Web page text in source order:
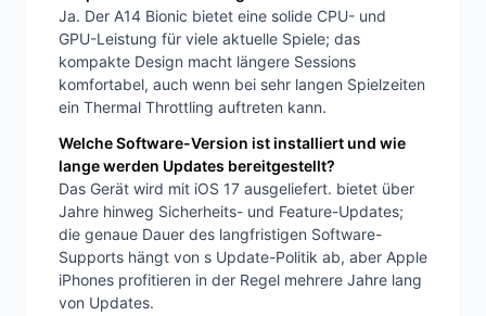
Ja. Der A14 Bionic bietet eine solide CPU- und
GPU-Leistung für viele aktuelle Spiele; das
kompakte Design macht längere Sessions
komfortabel, auch wenn bei sehr langen Spielzeiten
ein Thermal Throttling auftreten kann.
Welche Software-Version ist installiert und wie
lange werden Updates bereitgestellt?
Das Gerät wird mit iOS 17 ausgeliefert. bietet über
Jahre hinweg Sicherheits- und Feature-Updates;
die genaue Dauer des langfristigen Software-
Supports hängt von s Update-Politik ab, aber Apple
iPhones profitieren in der Regel mehrere Jahre lang
von Updates.